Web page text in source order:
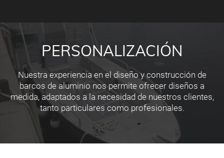
PERSONALIZACIÓN
Nuestra experiencia en el diseño y construcción de
barcos de aluminio nos permite ofrecer diseños a
medida, adaptados a la necesidad de nuestros clientes,
tanto particulares como profesionales.